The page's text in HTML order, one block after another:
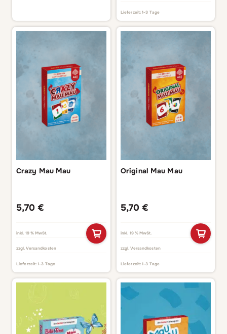
Lieferzeit:1-3 Tage
Crazy Mau Mau
5,70 €
inkl. 19 % MwSt.
zzgl. Versandkosten
Lieferzeit:1-3 Tage
Original Mau Mau
5,70 €
inkl. 19 % MwSt.
zzgl. Versandkosten
Lieferzeit:1-3 Tage